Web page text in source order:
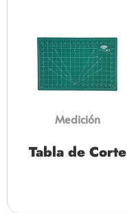
Medición
Tabla de Corte